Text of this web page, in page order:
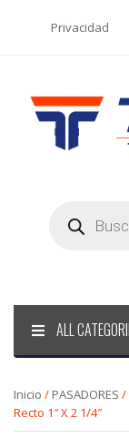
Privacidad
search
ALL
Inicio / PASADORES /
Recto 1″ X 2 1/4″